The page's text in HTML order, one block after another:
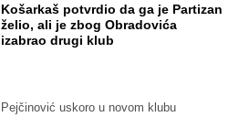
Košarkaš potvrdio da ga je Partizan
želio, ali je zbog Obradovića
izabrao drugi klub
Pejčinović uskoro u novom klubu